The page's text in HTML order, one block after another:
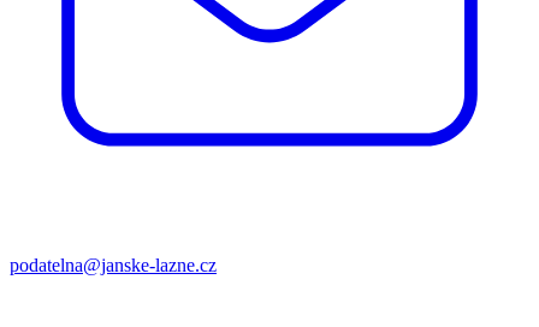
podatelna@janske-lazne.cz